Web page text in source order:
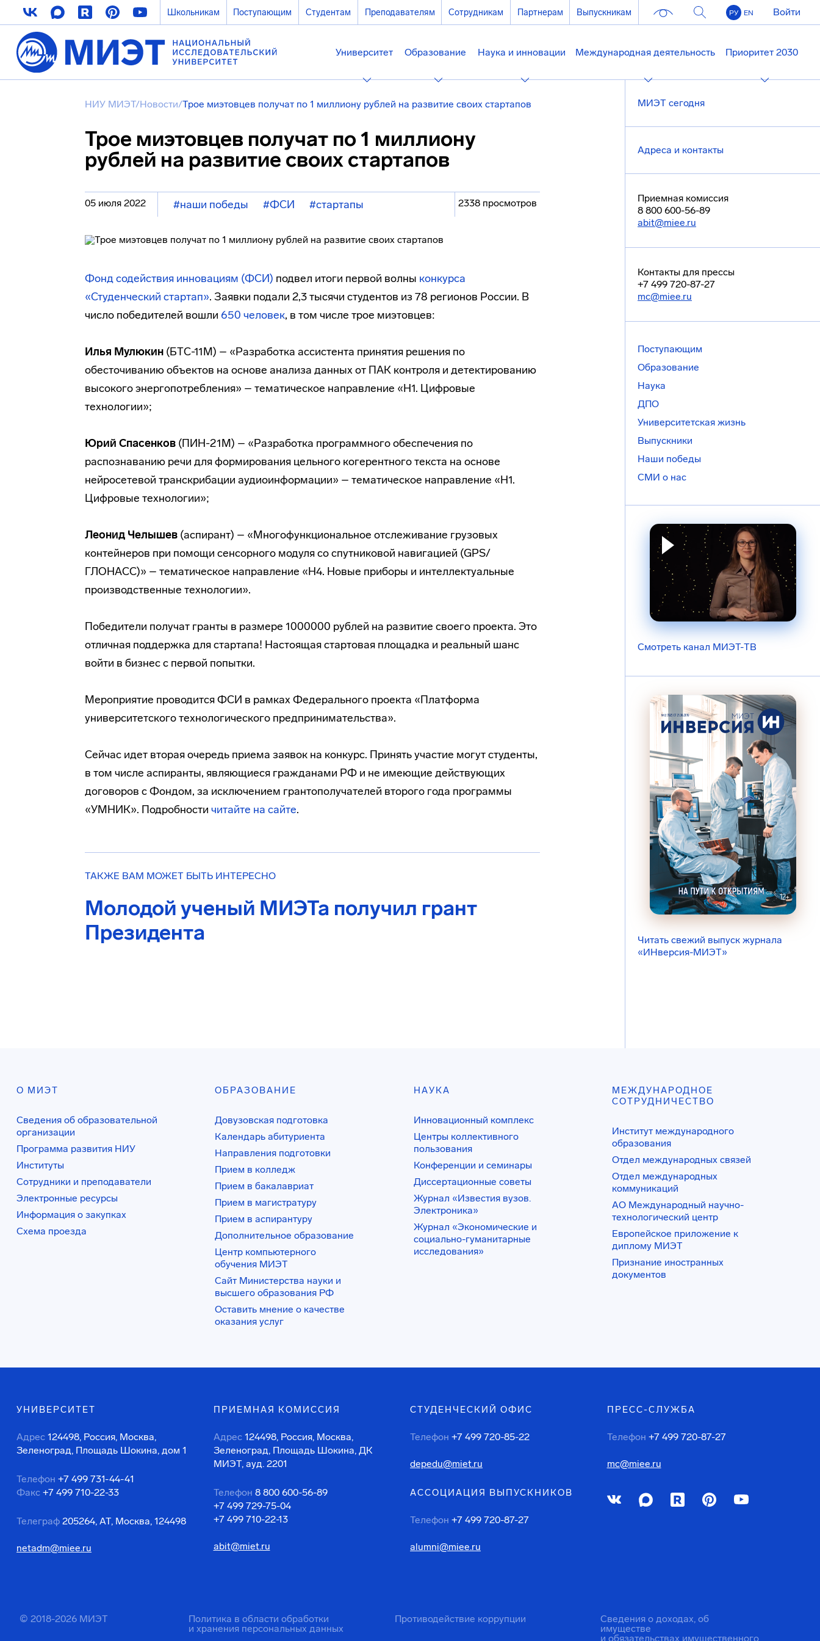
Школьникам Поступающим Студентам Преподавателям Сотрудникам Партнерам Выпускникам РУ EN Войти
Университет Образование Наука и инновации Международная деятельность Приоритет 2030
НИУ МИЭТ/Новости/Трое миэтовцев получат по 1 миллиону рублей на развитие своих стартапов
Трое миэтовцев получат по 1 миллиону
рублей на развитие своих стартапов
05 июля 2022 #наши победы #ФСИ #стартапы 2338 просмотров
Фонд содействия инновациям (ФСИ) подвел итоги первой волны конкурса
«Студенческий стартап». Заявки подали 2,3 тысячи студентов из 78 регионов России. В
число победителей вошли 650 человек, в том числе трое миэтовцев:
Илья Мулюкин (БТС-11М) – «Разработка ассистента принятия решения по
обесточиванию объектов на основе анализа данных от ПАК контроля и детектированию
высокого энергопотребления» – тематическое направление «H1. Цифровые
технологии»;
Юрий Спасенков (ПИН-21М) – «Разработка программного обеспечения по
распознаванию речи для формирования цельного когерентного текста на основе
нейросетевой транскрибации аудиоинформации» – тематическое направление «H1.
Цифровые технологии»;
Леонид Челышев (аспирант) – «Многофункциональное отслеживание грузовых
контейнеров при помощи сенсорного модуля со спутниковой навигацией (GPS/
ГЛОНАСС)» – тематическое направление «Н4. Новые приборы и интеллектуальные
производственные технологии».
Победители получат гранты в размере 1000000 рублей на развитие своего проекта. Это
отличная поддержка для стартапа! Настоящая стартовая площадка и реальный шанс
войти в бизнес с первой попытки.
Мероприятие проводится ФСИ в рамках Федерального проекта «Платформа
университетского технологического предпринимательства».
Сейчас идет вторая очередь приема заявок на конкурс. Принять участие могут студенты,
в том числе аспиранты, являющиеся гражданами РФ и не имеющие действующих
договоров с Фондом, за исключением грантополучателей второго года программы
«УМНИК». Подробности читайте на сайте.
ТАКЖЕ ВАМ МОЖЕТ БЫТЬ ИНТЕРЕСНО
Молодой ученый МИЭТа получил грант
Президента
МИЭТ сегодня
Адреса и контакты
Приемная комиссия
8 800 600-56-89
abit@miee.ru
Контакты для прессы
+7 499 720-87-27
mc@miee.ru
Поступающим
Образование
Наука
ДПО
Университетская жизнь
Выпускники
Наши победы
СМИ о нас
Смотреть канал МИЭТ-ТВ
Читать свежий выпуск журнала
«ИНверсия-МИЭТ»
О МИЭТ
Сведения об образовательной
организации
Программа развития НИУ
Институты
Сотрудники и преподаватели
Электронные ресурсы
Информация о закупках
Схема проезда
ОБРАЗОВАНИЕ
Довузовская подготовка
Календарь абитуриента
Направления подготовки
Прием в колледж
Прием в бакалавриат
Прием в магистратуру
Прием в аспирантуру
Дополнительное образование
Центр компьютерного
обучения МИЭТ
Сайт Министерства науки и
высшего образования РФ
Оставить мнение о качестве
оказания услуг
НАУКА
Инновационный комплекс
Центры коллективного
пользования
Конференции и семинары
Диссертационные советы
Журнал «Известия вузов.
Электроника»
Журнал «Экономические и
социально-гуманитарные
исследования»
МЕЖДУНАРОДНОЕ
СОТРУДНИЧЕСТВО
Институт международного
образования
Отдел международных связей
Отдел международных
коммуникаций
АО Международный научно-
технологический центр
Европейское приложение к
диплому МИЭТ
Признание иностранных
документов
УНИВЕРСИТЕТ
Адрес 124498, Россия, Москва,
Зеленоград, Площадь Шокина, дом 1
Телефон +7 499 731-44-41
Факс +7 499 710-22-33
Телеграф 205264, АТ, Москва, 124498
netadm@miee.ru
ПРИЕМНАЯ КОМИССИЯ
Адрес 124498, Россия, Москва,
Зеленоград, Площадь Шокина, ДК
МИЭТ, ауд. 2201
Телефон 8 800 600-56-89
+7 499 729-75-04
+7 499 710-22-13
abit@miet.ru
СТУДЕНЧЕСКИЙ ОФИС
Телефон +7 499 720-85-22
depedu@miet.ru
АССОЦИАЦИЯ ВЫПУСКНИКОВ
Телефон +7 499 720-87-27
alumni@miee.ru
ПРЕСС-СЛУЖБА
Телефон +7 499 720-87-27
mc@miee.ru
© 2018-2026 МИЭТ
Политика в области обработки
и хранения персональных данных
Противодействие коррупции
Сведения о доходах, об
имуществе
и обязательствах имущественного